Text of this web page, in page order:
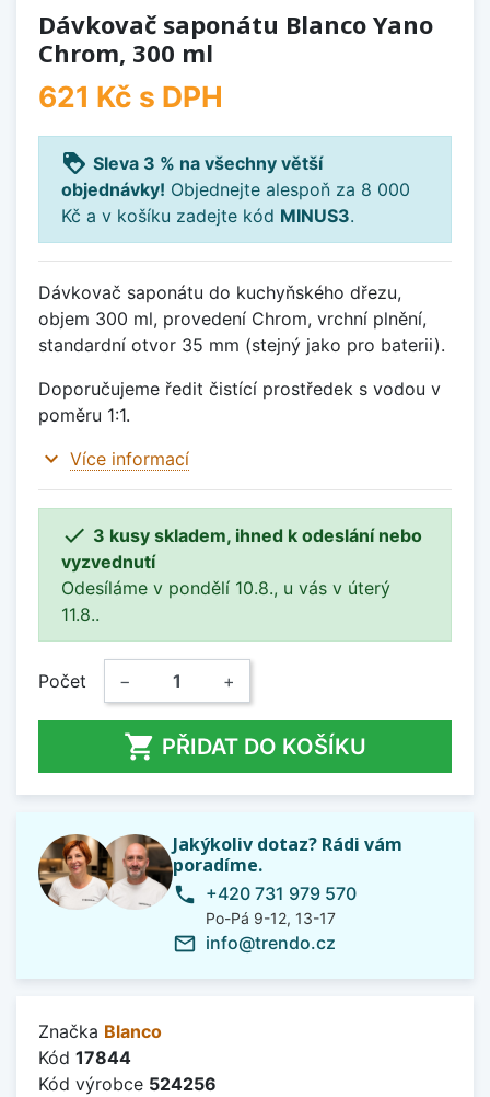
Dávkovač saponátu Blanco Yano
Chrom, 300 ml
621 Kč s DPH
loyalty Sleva 3 % na všechny větší
objednávky! Objednejte alespoň za 8 000
Kč a v košíku zadejte kód MINUS3.
Dávkovač saponátu do kuchyňského dřezu,
objem 300 ml, provedení Chrom, vrchní plnění,
standardní otvor 35 mm (stejný jako pro baterii).
Doporučujeme ředit čistící prostředek s vodou v
poměru 1:1.
expand_more Více informací
 3 kusy skladem, ihned k odeslání nebo
vyzvednutí
Odesíláme v pondělí 10.8., u vás v úterý
11.8..
Počet − +
 PŘIDAT DO KOŠÍKU
Jakýkoliv dotaz? Rádi vám
poradíme.
phone +420 731 979 570
Po-Pá 9-12, 13-17
mail_outline info@trendo.cz
Značka Blanco
Kód 17844
Kód výrobce 524256